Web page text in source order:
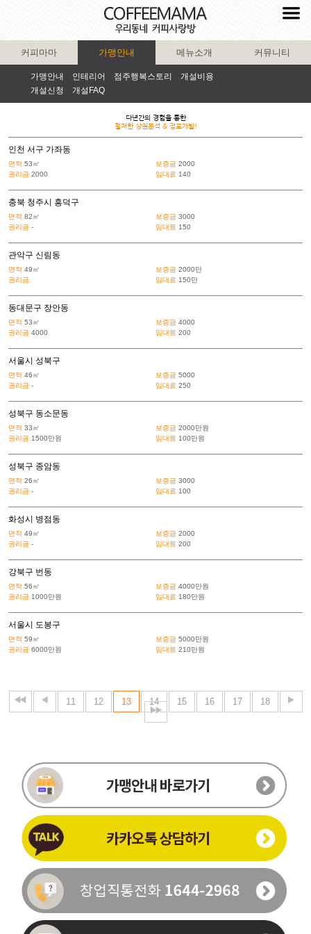
커피마마 가맹안내
가맹안내 인테리어 점주행복스토리
개설비용
개설신청
개설FAQ
메뉴소개 커뮤니티
다년간의 경험을 통한
철저한 상권분석 & 점포개발!
인천 서구 가좌동
면적 53㎡ 보증금 2000
권리금 2000 임대료 140
충북 청주시 흥덕구
면적 82㎡ 보증금 3000
권리금 - 임대료 150
관악구 신림동
면적 49㎡ 보증금 2000만
권리금
임대료 150만
동대문구 장안동
면적 53㎡ 보증금 4000
권리금 4000 임대료 200
서울시 성북구
면적 46㎡ 보증금 5000
권리금 - 임대료 250
성북구 동소문동
면적 33㎡ 보증금 2000만원
권리금 1500만원 임대료 100만원
성북구 종암동
면적 26㎡ 보증금 3000
권리금 - 임대료 100
화성시 병점동
면적 49㎡ 보증금 2000
권리금 - 임대료 200
강북구 번동
면적 56㎡ 보증금 4000만원
권리금 1000만원 임대료 180만원
서울시 도봉구
면적 59㎡ 보증금 5000만원
권리금 6000만원 임대료 210만원
11 12 13 14 15 16 17 18